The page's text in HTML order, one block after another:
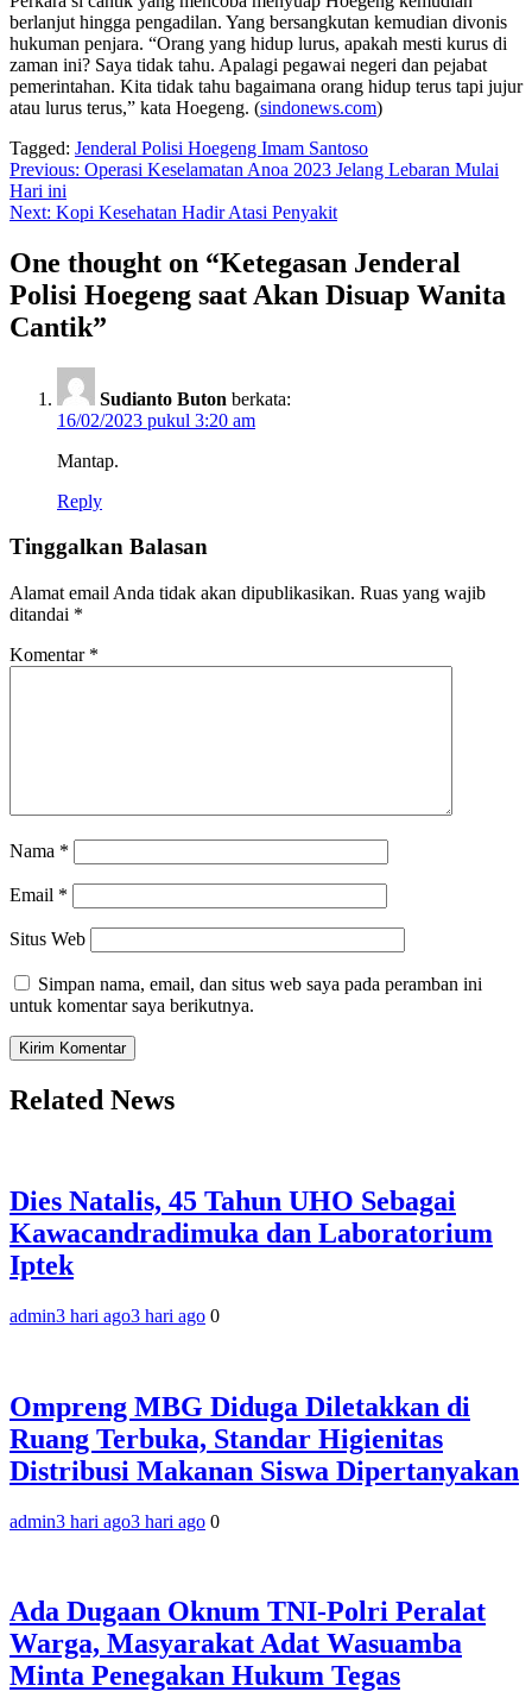
berlanjut hingga pengadilan. Yang bersangkutan kemudian divonis
hukuman penjara. “Orang yang hidup lurus, apakah mesti kurus di
zaman ini? Saya tidak tahu. Apalagi pegawai negeri dan pejabat
pemerintahan. Kita tidak tahu bagaimana orang hidup terus tapi jujur
atau lurus terus,” kata Hoegeng. (sindonews.com)
Tagged: Jenderal Polisi Hoegeng Imam Santoso
Navigasi
pos
Previous: Operasi Keselamatan Anoa 2023 Jelang Lebaran Mulai
Hari ini
Next: Kopi Kesehatan Hadir Atasi Penyakit
One thought on “Ketegasan Jenderal
Polisi Hoegeng saat Akan Disuap Wanita
Cantik”
Sudianto Buton berkata:
16/02/2023 pukul 3:20 am
Mantap.
Reply
Tinggalkan Balasan
Alamat email Anda tidak akan dipublikasikan. Ruas yang wajib
ditandai *
Komentar *
Nama *
Email *
Situs Web
Simpan nama, email, dan situs web saya pada peramban ini
untuk komentar saya berikutnya.
Related News
‎Dies Natalis, 45 Tahun UHO Sebagai
Kawacandradimuka dan Laboratorium
Iptek‎
admin3 hari ago3 hari ago 0
Ompreng MBG Diduga Diletakkan di
Ruang Terbuka, Standar Higienitas
Distribusi Makanan Siswa Dipertanyakan
admin3 hari ago3 hari ago 0
Ada Dugaan Oknum TNI-Polri Peralat
Warga, Masyarakat Adat Wasuamba
Minta Penegakan Hukum Tegas